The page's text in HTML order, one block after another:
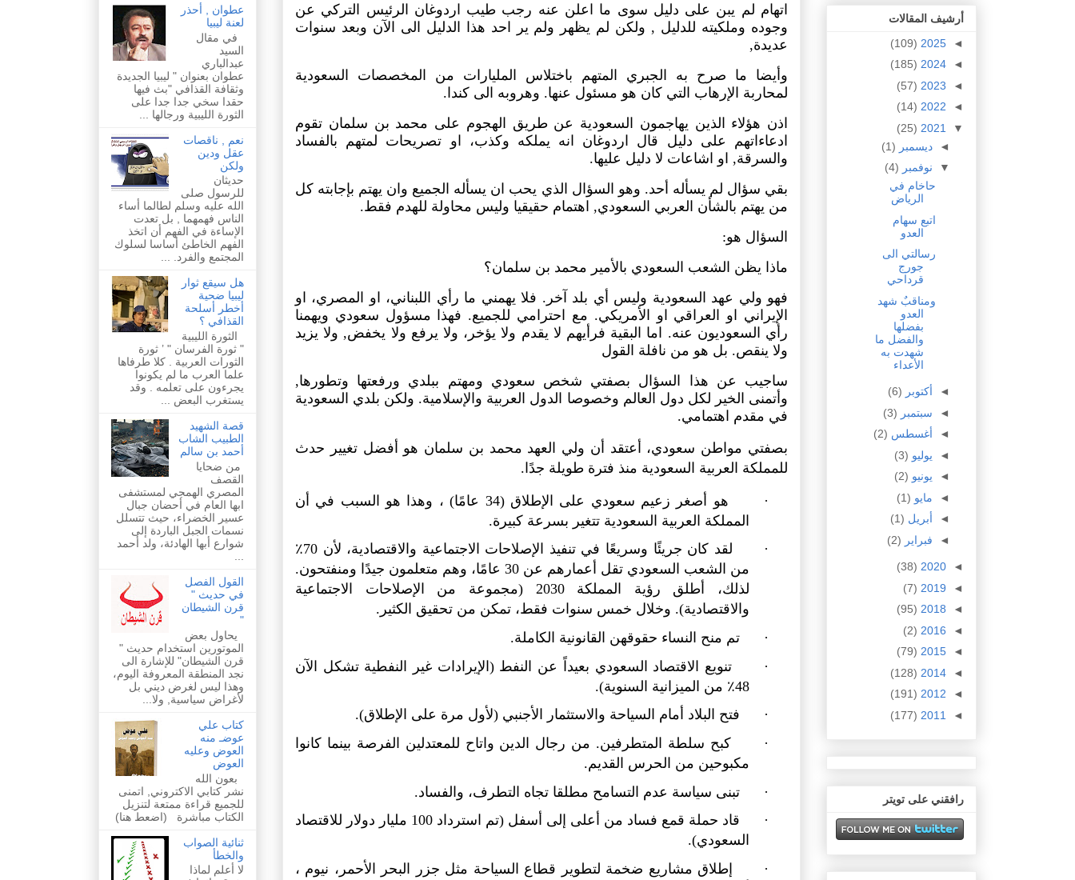
اتهام لم يبن على دليل سوى ما اعلن عنه رجب طيب اردوغان الرئيس التركي عن
وجوده وملكيته للدليل , ولكن لم يظهر ولم ير احد هذا الدليل الى الآن وبعد سنوات
عديدة,
وأيضا ما صرح به الجبري المتهم باختلاس المليارات من المخصصات السعودية
لمحاربة الإرهاب التي كان هو مسئول عنها. وهروبه الى كندا.
اذن هؤلاء الذين يهاجمون السعودية عن طريق الهجوم على محمد بن سلمان تقوم
ادعاءاتهم على دليل قال اردوغان انه يملكه وكذب، او تصريحات لمتهم بالفساد
والسرقة, او اشاعات لا دليل عليها.
بقي سؤال لم يسأله أحد. وهو السؤال الذي يحب ان يسأله الجميع وان يهتم بإجابته كل
من يهتم بالشأن العربي السعودي, اهتمام حقيقيا وليس محاولة للهدم فقط.
السؤال هو:
ماذا يظن الشعب السعودي بالأمير محمد بن سلمان؟
فهو ولي عهد السعودية وليس أي بلد آخر. فلا يهمني ما رأي اللبناني، او المصري، او
الإيراني او العراقي او الأمريكي. مع احترامي للجميع. فهذا مسؤول سعودي ويهمنا
رأي السعوديون عنه. اما البقية فرأيهم لا يقدم ولا يؤخر، ولا يرفع ولا يخفض, ولا يزيد
ولا ينقص. بل هو من نافلة القول
ساجيب عن هذا السؤال بصفتي شخص سعودي ومهتم ببلدي ورفعتها وتطورها,
وأتمنى الخير لكل دول العالم وخصوصا الدول العربية والإسلامية. ولكن بلدي السعودية
في مقدم اهتمامي.
بصفتي مواطن سعودي، أعتقد أن ولي العهد محمد بن سلمان هو أفضل تغيير حدث
للمملكة العربية السعودية منذ فترة طويلة جدًا.
·
هو أصغر زعيم سعودي على الإطلاق (34 عامًا) ، وهذا هو السبب في أن
المملكة العربية السعودية تتغير بسرعة كبيرة.
·
لقد كان جريئًا وسريعًا في تنفيذ الإصلاحات الاجتماعية والاقتصادية، لأن 70٪
من الشعب السعودي تقل أعمارهم عن 30 عامًا، وهم متعلمون جيدًا ومنفتحون.
لذلك، أطلق رؤية المملكة 2030 (مجموعة من الإصلاحات الاجتماعية
والاقتصادية). وخلال خمس سنوات فقط، تمكن من تحقيق الكثير.
·
تم منح النساء حقوقهن القانونية الكاملة.
·
تنويع الاقتصاد السعودي بعيداً عن النفط (الإيرادات غير النفطية تشكل الآن
48٪ من الميزانية السنوية).
·
فتح البلاد أمام السياحة والاستثمار الأجنبي (لأول مرة على الإطلاق).
·
كبح سلطة المتطرفين. من رجال الدين واتاح للمعتدلين الفرصة بينما كانوا
مكبوحين من الحرس القديم.
·
تبنى سياسة عدم التسامح مطلقا تجاه التطرف، والفساد.
·
قاد حملة قمع فساد من أعلى إلى أسفل (تم استرداد 100 مليار دولار للاقتصاد
السعودي).
·
إطلاق مشاريع ضخمة لتطوير قطاع السياحة مثل جزر البحر الأحمر، نيوم ،
عطوان , أحذر
لعنة ليبيا
في مقال
السيد
عبدالباري
عطوان بعنوان " ليبيا الجديدة
وثقافة القذافي "بث فيها
حقدا سخي جدا جدا على
الثورة الليبية ورجالها ...
نعم , ناقصات
عقل ودين
ولكن
حديثان
للرسول صلى
الله عليه وسلم لطالما أساء
الناس فهمهما , بل تعدت
الإساءة في الفهم أن اتخذ
الفهم الخاطئ أساسا لسلوك
المجتمع والفرد. ...
هل سيقع ثوار
ليبيا ضحية
أخطر أسلحة
القذافي ؟
الثورة الليبية
" ثورة الفرسان " ’ ثورة
الثورات العربية . كلا طرفاها
علما العرب ما لم يكونوا
يجرءون على تعلمه . وقد
يستغرب البعض ...
قصة الشهيد
الطبيب الشاب
أحمد بن سالم
من ضحايا
القصف
المصري الهمجي لمستشفى
ابها العام في أحضان جبال
عسير الخضراء، حيث تتسلل
نسمات الجبل الباردة إلى
شوارع أبها الهادئة، ولد أحمد
القول الفصل
في حديث "
قرن الشيطان
"
يحاول بعض
الموتورين استخدام حديث "
قرن الشيطان" للإشارة الى
نجد المنطقة المعروفة اليوم،
وهذا ليس لغرض ديني بل
لأغراض سياسية, ولا...
كتاب علي
عوضـ منه
العوض وعليه
العوض
بعون الله
نشر كتابي الاكتروني, اتمنى
للجميع قراءة ممتعة لتنزيل
الكتاب مباشرة (اضعط هنا)
ثنائية الصواب
والخطأ
لا أعلم لماذا
أرشيف المقالات
◄
2025
(109)
◄
2024
(185)
◄
2023
(57)
◄
2022
(14)
▼
2021
(25)
◄ ديسمبر (1)
▼ نوفمبر (4)
حاخام في
الرياض
اتبع سهام
العدو
رسالتي الى
جورج
قرداحي
ومناقبٌ شهد
العدو
بفضلها
والفضل ما
شهدت به
الأعداء
◄ أكتوبر (6)
◄ سبتمبر (3)
◄ أغسطس (2)
◄ يوليو (3)
◄ يونيو (2)
◄ مايو (1)
◄ أبريل (1)
◄ فبراير (2)
◄
2020
(38)
◄
2019
(7)
◄
2018
(95)
◄
2016
(2)
◄
2015
(79)
◄
2014
(128)
◄
2012
(191)
◄
2011
(177)
رافقني على تويتر